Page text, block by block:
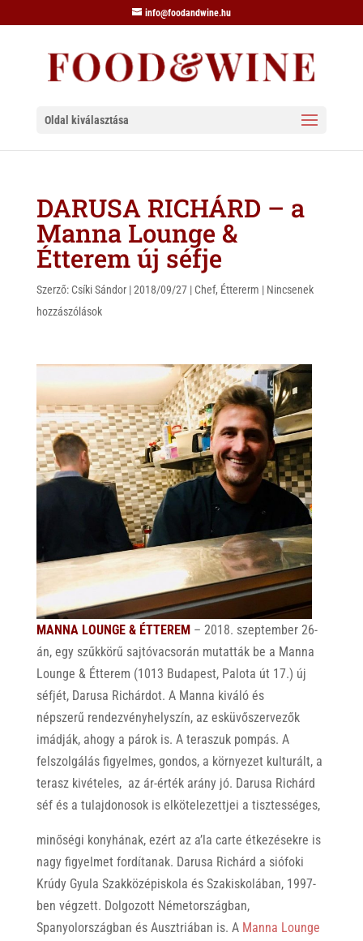
info@foodandwine.hu
Oldal kiválasztása
DARUSA RICHÁRD – a
Manna Lounge &
Étterem új séfje
Szerző: Csíki Sándor|2018/09/27| Chef, Éttererm | Nincsenek
hozzászólások
MANNA LOUNGE & ÉTTEREM– 2018. szeptember 26-
án, egy szűkkörű sajtóvacsorán mutatták be a Manna
Lounge & Étterem (1013 Budapest, Palota út 17.) új
séfjét, Darusa Richárdot. A Manna kiváló és
népszerű rendezvényhelyszín, az esküvőszervezők
imádják, ahogy a párok is. A teraszuk pompás. A
felszolgálás figyelmes, gondos, a környezet kulturált, a
terasz kivételes, az ár-érték arány jó. Darusa Richárd
séf és a tulajdonosok is elkötelezettjei a tisztességes,
minőségi konyhának, ezért az a’la carte étkezésekre is
nagy figyelmet fordítanak. Darusa Richárd a siófoki
Krúdy Gyula Szakközépiskola és Szakiskolában, 1997-
ben végzett. Dolgozott Németországban,
Spanyolországban és Ausztriában is. A Manna Lounge